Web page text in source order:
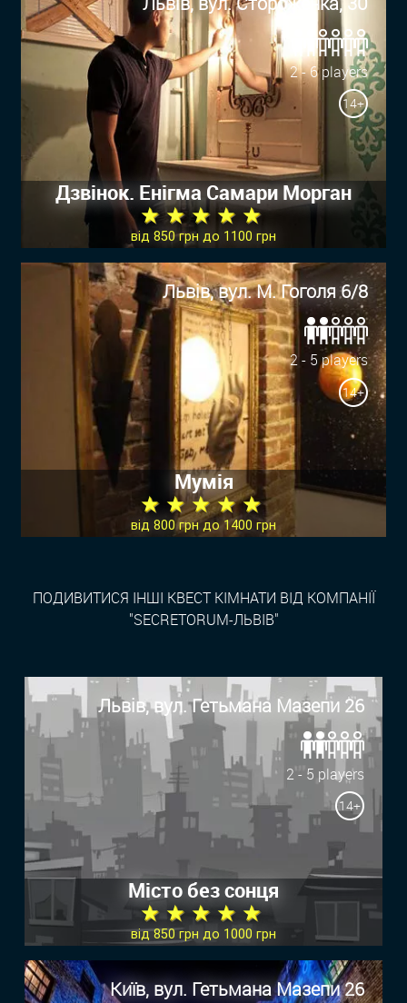
2 - 6 players
14+
Дзвінок. Енігма Самари Морган
★ ★ ★ ★ ★
від 850 грн до 1100 грн
Львів, вул. М. Гоголя 6/8
2 - 5 players
14+
Мумія
★ ★ ★ ★ ★
від 800 грн до 1400 грн
ПОДИВИТИСЯ ІНШІ КВЕСТ КІМНАТИ ВІД КОМПАНІЇ
"SECRETORUM-ЛЬВІВ"
Львів, вул. Гетьмана Мазепи 26
2 - 5 players
14+
Місто без сонця
★ ★ ★ ★ ★
від 850 грн до 1000 грн
Київ, вул. Гетьмана Мазепи 26